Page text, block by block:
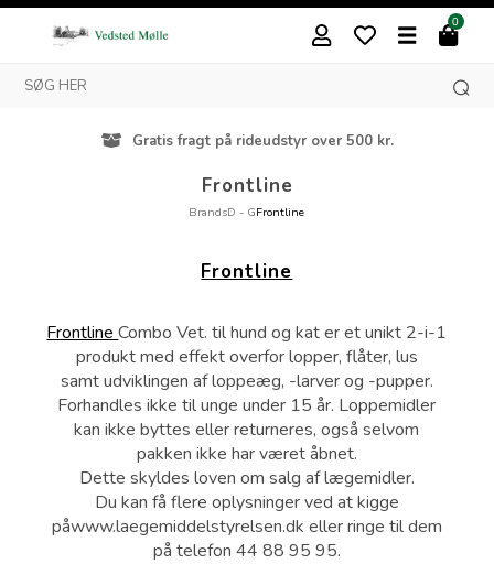
0
Gratis fragt på rideudstyr over 500 kr.
Frontline
BrandsD - GFrontline
Frontline
FrontlineCombo Vet. til hund og kat er et unikt 2-i-1
produkt med effekt overfor lopper, flåter, lus
samt udviklingen af loppeæg, -larver og -pupper.
Forhandles ikke til unge under 15 år. Loppemidler
kan ikke byttes eller returneres, også selvom
pakken ikke har været åbnet.
Dette skyldes loven om salg af lægemidler.
Du kan få flere oplysninger ved at kigge
påwww.laegemiddelstyrelsen.dk eller ringe til dem
på telefon 44 88 95 95.